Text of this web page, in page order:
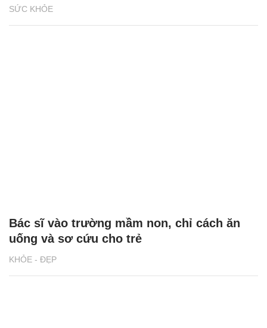
SỨC KHỎE
KHỎE - ĐẸP
Bác sĩ vào trường mầm non, chỉ cách ăn
uống và sơ cứu cho trẻ